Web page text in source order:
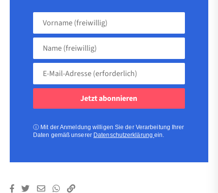
Vorname
Name
(freiwillig)
Adresse
ⓘ Mit der Anmeldung willigen Sie der Verarbeitung Ihrer
Daten gemäß unserer Datenschutzerklärungein.